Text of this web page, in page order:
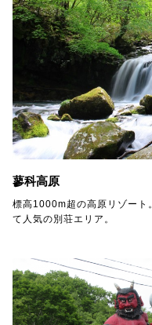
蓼科高原
標高1000m超の高原リゾート
て人気の別荘エリア。